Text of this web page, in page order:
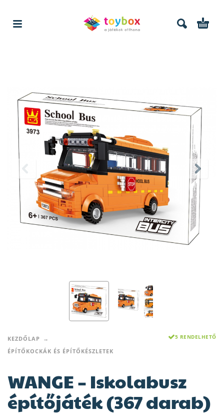
KEZDŐLAP
ÉPÍTŐKOCKÁK ÉS ÉPÍTŐKÉSZLETEK
5 RENDELHETŐ
WANGE – Iskolabusz
építőjáték (367 darab)